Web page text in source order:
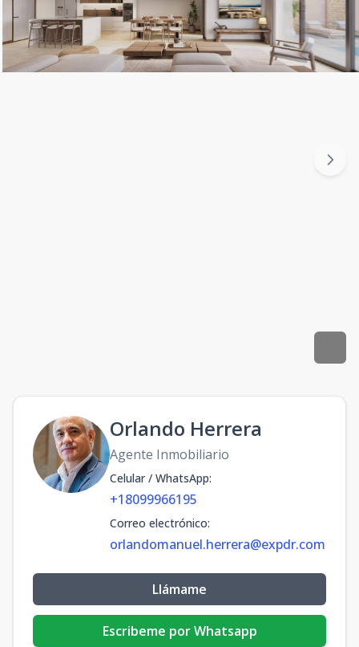
Orlando Herrera
Agente Inmobiliario
Celular / WhatsApp:
+18099966195
Correo electrónico:
orlandomanuel.herrera@expdr.com
Llámame
Escribeme por Whatsapp